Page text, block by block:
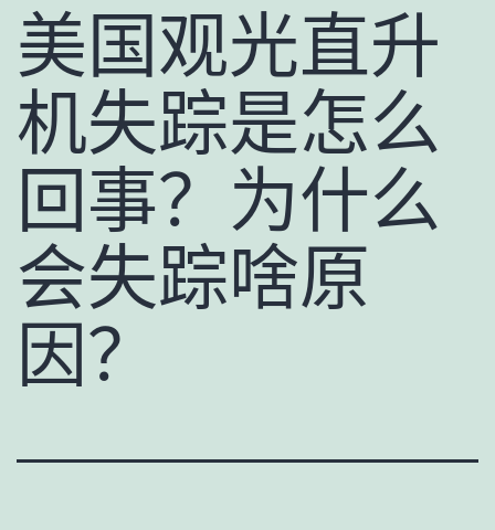
美国观光直升
机失踪是怎么
回事？为什么
会失踪啥原
因？